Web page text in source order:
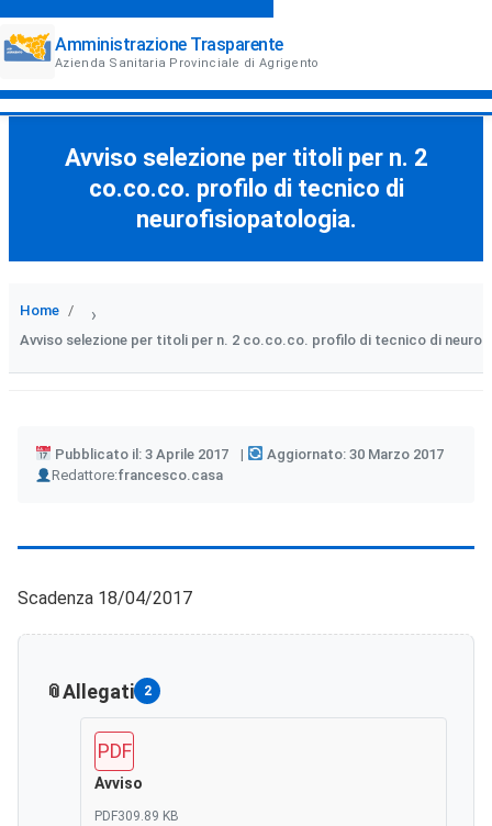
Amministrazione Trasparente
Azienda Sanitaria Provinciale di Agrigento
Avviso selezione per titoli per n. 2
co.co.co. profilo di tecnico di
neurofisiopatologia.
Home ›
Avviso selezione per titoli per n. 2 co.co.co. profilo di tecnico di
Pubblicato il: 3 Aprile 2017
Aggiornato: 30 Marzo 2017
Redattore:
Author francesco.casa
Scadenza 18/04/2017
Allegati 2
PDF
Avviso
PDF309.89 KB